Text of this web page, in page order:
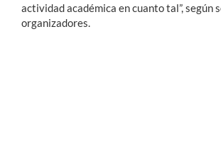
actividad académica en cuanto tal”, según
organizadores.